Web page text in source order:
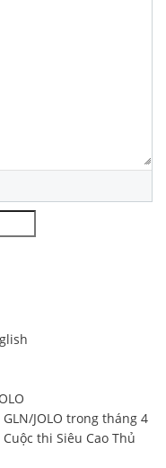
JOLO trong tháng 4
thi Siêu Cao Thủ